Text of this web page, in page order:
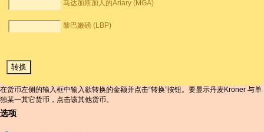
马达加斯加人的Ariary (MGA)
黎巴嫩磅 (LBP)
在货币左侧的输入框中输入欲转换的金额并点击“转换”按钮。要显示丹麦Kroner 与单
独某一其它货币，点击该其他货币。
选项